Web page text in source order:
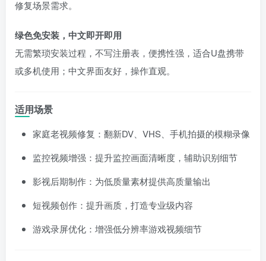
修复场景需求。
绿色免安装，中文即开即用
无需繁琐安装过程，不写注册表，便携性强，适合U盘携带
或多机使用；中文界面友好，操作直观。
适用场景
家庭老视频修复：翻新DV、VHS、手机拍摄的模糊录像
监控视频增强：提升监控画面清晰度，辅助识别细节
影视后期制作：为低质量素材提供高质量输出
短视频创作：提升画质，打造专业级内容
游戏录屏优化：增强低分辨率游戏视频细节